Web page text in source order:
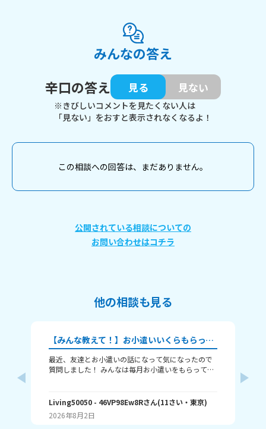
みんなの答え
辛口の答え
見る 見ない
※きびしいコメントを見たくない人は
「見ない」をおすと表示されなくなるよ！
この相談への回答は、まだありません。
公開されている相談についての
お問い合わせはコチラ
他の相談も見る
【みんな教えて！】お小遣いいくらもらってる？
最近、友達とお小遣いの話になって気になったので
質問しました！ みんなは毎月お小遣いをもらってい
を教えてほしいです！ ちなみに僕は700円です。た
くさんの回答待ってます！
Living50050 - 46VP98Ew8Rさん(11さい・ 東京)
2026年8月2日